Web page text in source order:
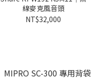
線麥克風音頭
NT$32,000